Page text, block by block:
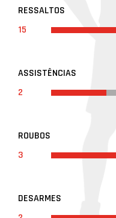
RESSALTOS
15
ASSISTÊNCIAS
2
ROUBOS
3
DESARMES